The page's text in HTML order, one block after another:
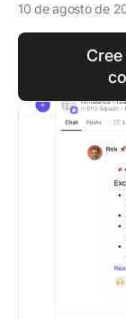
10 de agosto de